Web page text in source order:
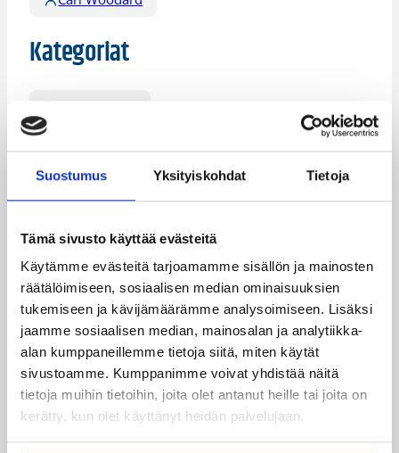
Suostumus Yksityiskohdat Tietoja
Tämä sivusto käyttää evästeitä
Käytämme evästeitä tarjoamamme sisällön ja mainosten
räätälöimiseen, sosiaalisen median ominaisuuksien
tukemiseen ja kävijämäärämme analysoimiseen. Lisäksi
jaamme sosiaalisen median, mainosalan ja analytiikka-
alan kumppaneillemme tietoja siitä, miten käytät
sivustoamme. Kumppanimme voivat yhdistää näitä
tietoja muihin tietoihin, joita olet antanut heille tai joita on
kerätty, kun olet käyttänyt heidän palvelujaan.
Kategoriat